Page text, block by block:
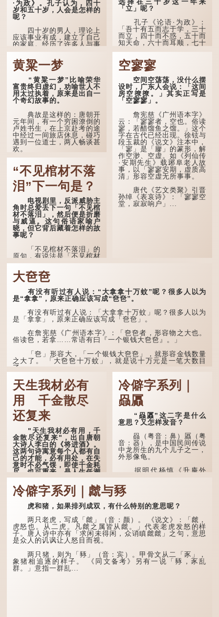
·为政》。孔子认为，四十
岁和五十岁，人会是怎样的
呢？
四十岁的男人，理论上
应该事业有成，建立了自己
的家庭。经历了许多人与事
之后，对事物有了自己的判
断能力，不会轻易为表象所
迷惑。
孔子在《论语·子罕》
也说：「知者不惑，仁者不
忧，勇者不惧。」「知」与
智慧的「智」相通，四十岁
的男人应已累积足够智慧，
不再对自己的人生感到困
惑、忧虑与恐惧。
到了五十岁，...
「立」呢？
孔子《论语·为政》：
「吾十有五而志于学，三十
而立，四十而不惑，五十而
知天命，六十而耳顺，七十
在古代，男子一般于
二十岁进行冠礼，冠礼完
成后便是成人，但由于未
达壮年，所以又称「弱
冠」。 《礼记·曲礼》明确
记载：「人生十年曰幼，
学；二十曰弱，冠；三十曰
壮，有室。」这说明三十
岁...
黄粱一梦
“黄粱一梦”比喻荣华
富贵终归虚幻，劝喻世人不
用太过执着，原来是出自一
个奇幻故事的。
典故是这样的：唐朝开
元年间，有一个穷困潦倒的
卢姓书生，在上京赴考的途
中经过一间旅店休息，碰巧
遇到一位道士，两人畅谈甚
欢。
自己虽贵为读书人，但一直
未能考取功名，仍然贫困，
感到十分落泊。于是，道士
拿出一个青瓷枕头，让卢姓
书生睡一睡，便能满足他希
望得到荣华富贵的愿望。
这时，...
“不见棺材不落
泪”下一句是？
电视剧里，反派威胁主
角时总爱丢下一句「不见棺
材不落泪」，然后便是折磨
与威逼。这句俗语家喻户
晓，但它背后藏着怎样的故
事呢？
「不见棺材不落泪」的
原句，有说法是「不见棺材
不下泪」或「不见亲棺不下
泪」，出自明朝兰陵笑笑生
所著的《金瓶梅词话》第九
十八回。原意是指人未亲眼
见到亲人棺木，便不会真正
感到悲伤；后来引申为比喻
人执迷不悟，不到彻底失
败，便不肯罢休。
许多人对这上半句耳熟
能详，但它其实还有下半句
——「不到黄河心不死」...
空寥寥
空间空荡荡，没什么摆
设时，广东人会说：「这间
房空撩撩。」其实正写是
「空寥寥」。
詹宪慈《广州语本字》
云：「寥寥者，空也。俗读
寥，若醋馏鱼之馏。」这个
字在古代已经出现。徐铉与
段玉裁的《说文》注本中，
「寥」是「廫」的篆形，解
作空渺、空虚。如《列仙传
·安期先生》载琊阜老人故
事，以「寥寥安期，虚质高
清」形容空虚无所事事。
唐代《艺文类聚》引晋
孙绰《表哀诗》：「寥寥空
堂，寂寂响户」...
大夿夿
有没有听过有人说：“大拿拿十万蚊”呢？很多人以为
是“拿拿”，原来正确应该写成“夿夿”。
有没有听过有人说：「大拿拿十万蚊」呢？很多人以为
是「拿拿」，原来正确应该写成「夿夿」。
在詹宪慈《广州语本字》：「夿夿者，形容物之大也。
俗读夿，若拿……常语有曰『一个银钱大夿夿』。」
「夿」形​​容大，「一个银钱大夿夿」，就形容金钱数量
之大了。 「大夿夿十万蚊」，就是说十万元是一笔大数目
了。...
天生我材必有
用 千金散尽
还复来
"天生我材必有用，千
金散尽还复来"，出自唐朝
大诗人李白的《将进酒》。
这两句诗寓意每个人都有自
己的才能，必有用处，在失
意时不必气馁，即使千金耗
尽，也可重来，是人生低潮
时激励向上的名句。
原诗写道："人生得意
须尽欢，莫使金樽空对月。
天生我材必有用，千金散尽
会须一饮三百杯。" 意思是
说：上天给了我才能，必然
有用到的地方；即使千金散
去，也终会重新得到。
李白作此诗时，大约是
天宝十一年。当时他已被唐
玄宗赐金放还约八年，这期
冷僻字系列｜
赑屭
“赑屭”这二字是什么
意思？又怎样发音？
赑（粤音：鼻）屭（粤
音：器），是中国民间传说
中龙所生的九个儿子之一，
外形像龟。
据明代杨慎《升庵外
集》记载，龙生九子的次序
排列为：赑屭、螭吻、蒲
牢、狴犴、饕餮、蚣蝮、睚
眦、狻猊、椒图（此为其中
一种说法）。
龙九子外形与能力各有
不同，其中，赑屭原形像
龟，因为能负重，多作为碑
座，有“碑下...
冷僻字系列｜虤与豩
虎和猪，如果排列成双，有什么特别的意思呢？
两只老虎，写成「虤」（音：颜）。 《说文》：「虤，
虎怒也。从二虎。凡虤之属皆从虤。」代表老虎发怒的样
子。唐人诗中亦有「求闲未得闲，众诮瞋虤虤」之句，意思
是众人的讥讽让人怒目而视。
两只猪，则为「豩」（音：宾）。甲骨文从二「豕」，
象猪相追逐的样子。 《同文备考》另有一说「豩，豕乱
群。」意指一群乱...